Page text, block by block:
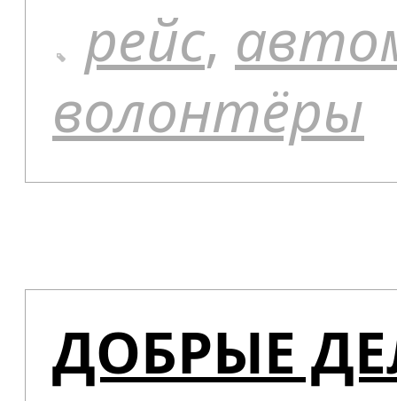
рейс,
волонтёры
ДОБРЫЕ